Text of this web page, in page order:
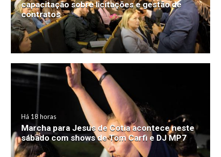
capacitação sobre licitações e gestão de
contratos
Há 18 horas
Marcha para Jesus de Cotia acontece neste
sábado com shows de Tom Carfi e DJ MP7